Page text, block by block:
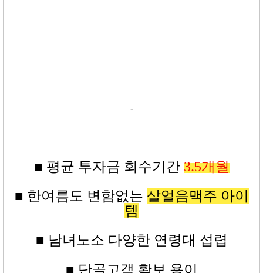
-
■ 평균 투자금 회수기간 3.5개월
■ 한여름도 변함없는 살얼음맥주 아이
템
■ 남녀노소 다양한 연령대 섭렵
■ 단골고객 확보 용이